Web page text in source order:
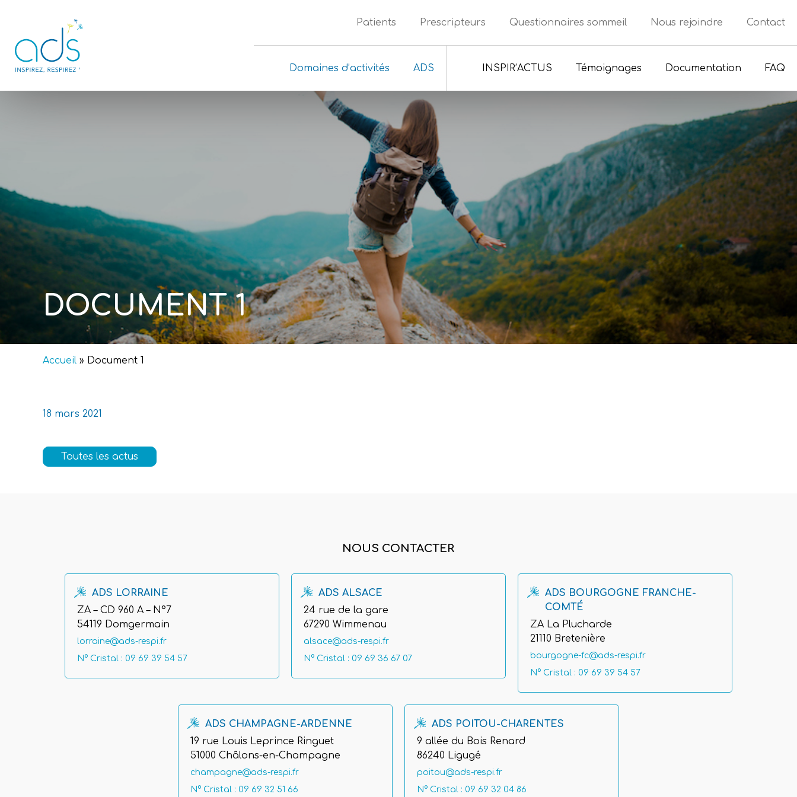
Patients Prescripteurs Questionnaires sommeil Nous rejoindre Contact
Domaines d’activités ADS INSPIR’ACTUS Témoignages Documentation FAQ
DOCUMENT 1
Accueil » Document 1
18 mars 2021
Toutes les actus
NOUS CONTACTER
ADS LORRAINE
ZA – CD 960 A – N°7
54119 Domgermain
lorraine@ads-respi.fr
N° Cristal : 09 69 39 54 57
ADS ALSACE
24 rue de la gare
67290 Wimmenau
alsace@ads-respi.fr
N° Cristal : 09 69 36 67 07
ADS BOURGOGNE FRANCHE-
COMTÉ
ZA La Plucharde
21110 Bretenière
bourgogne-fc@ads-respi.fr
N° Cristal : 09 69 39 54 57
ADS CHAMPAGNE-ARDENNE
19 rue Louis Leprince Ringuet
51000 Châlons-en-Champagne
champagne@ads-respi.fr
N° Cristal : 09 69 32 51 66
ADS POITOU-CHARENTES
9 allée du Bois Renard
86240 Ligugé
poitou@ads-respi.fr
N° Cristal : 09 69 32 04 86